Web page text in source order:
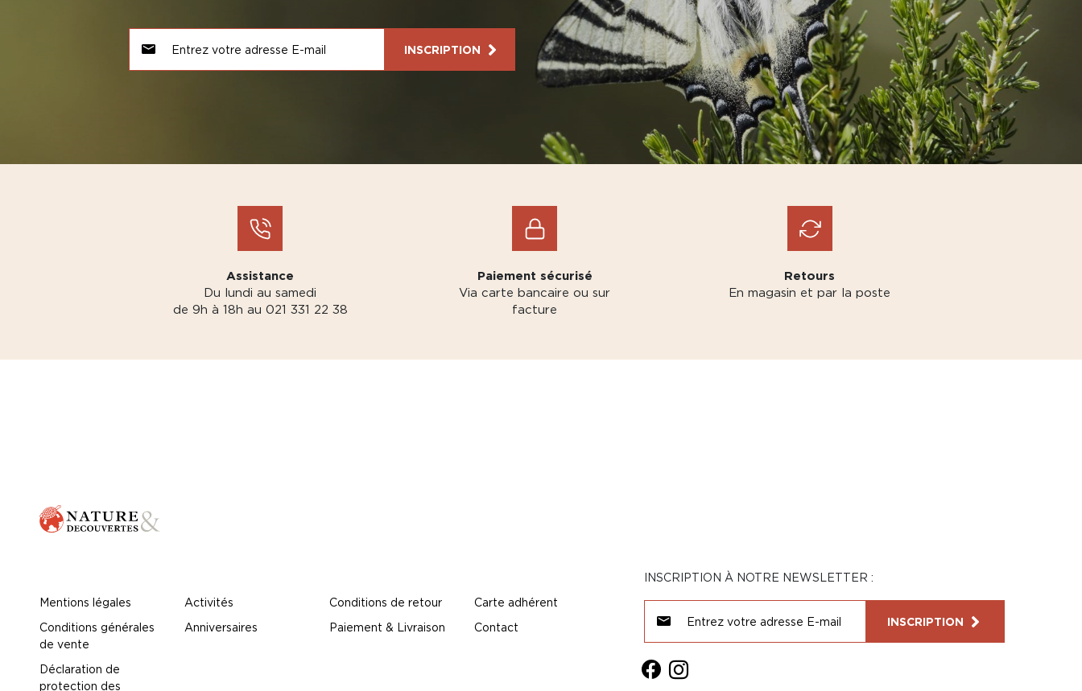
INSCRIPTION
Assistance
Du lundi au samedi
de 9h à 18h au 021 331 22 38
Paiement sécurisé
Via carte bancaire ou sur
facture
Retours
En magasin et par la poste
Mentions légales
Conditions générales
de vente
Déclaration de
protection des
Activités
Anniversaires
Conditions de retour
Paiement & Livraison
Carte adhérent
Contact
INSCRIPTION À NOTRE NEWSLETTER :
INSCRIPTION